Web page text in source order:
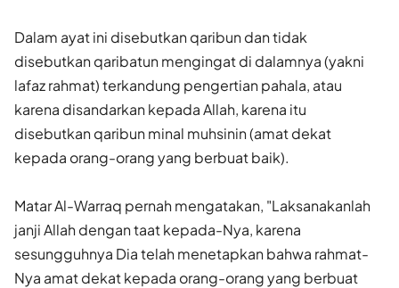
Dalam ayat ini disebutkan qaribun dan tidak
disebutkan qaribatun mengingat di dalamnya (yakni
lafaz rahmat) terkandung pengertian pahala, atau
karena disandarkan kepada Allah, karena itu
disebutkan qaribun minal muhsinin (amat dekat
kepada orang-orang yang berbuat baik).
Matar Al-Warraq pernah mengatakan, "Laksanakanlah
janji Allah dengan taat kepada-Nya, karena
sesungguhnya Dia telah menetapkan bahwa rahmat-
Nya amat dekat kepada orang-orang yang berbuat